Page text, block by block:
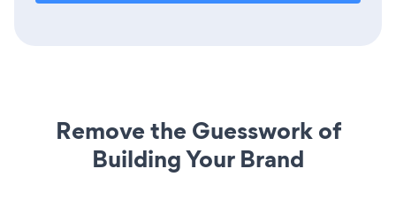
Remove the Guesswork of
Building Your Brand